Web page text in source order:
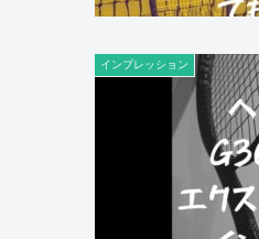
インプレッション